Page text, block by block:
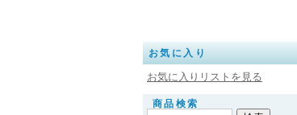
お気に入り
お気に入りリストを見る
商品検索